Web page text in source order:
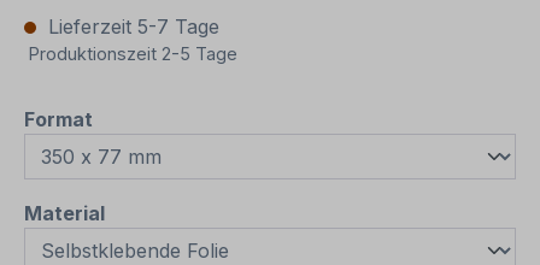
Lieferzeit 5-7 Tage
Produktionszeit 2-5 Tage
Format
Materialauswählen